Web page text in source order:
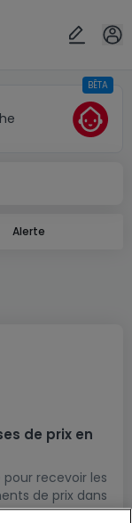
BÊTA
Alerte
de prix en
recevoir les
de prix dans
OK